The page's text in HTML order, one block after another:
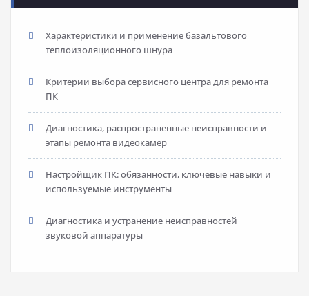
Характеристики и применение базальтового
теплоизоляционного шнура
Критерии выбора сервисного центра для ремонта
ПК
Диагностика, распространенные неисправности и
этапы ремонта видеокамер
Настройщик ПК: обязанности, ключевые навыки и
используемые инструменты
Диагностика и устранение неисправностей
звуковой аппаратуры